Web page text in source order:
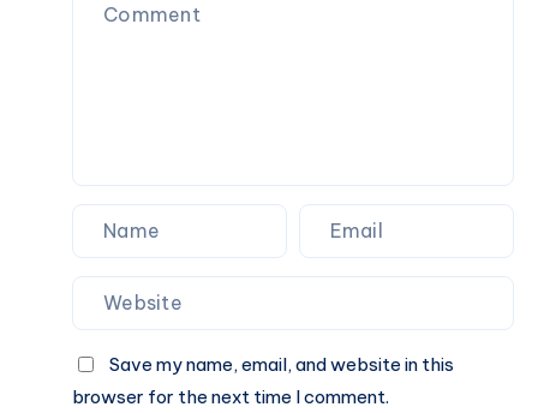
Complete
Save my name, email, and website in this
browser for the next time I comment.